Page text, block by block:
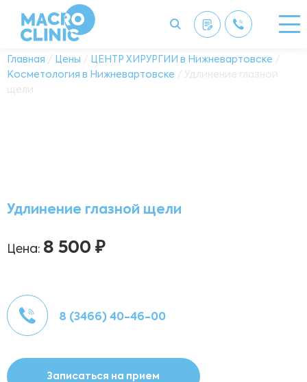
Главная / Цены / ЦЕНТР ХИРУРГИИ в Нижневартовске /
Косметология в Нижневартовске / Удлинение глазной
щели
Удлинение глазной щели
Цена: 8 500 ₽
8 (3466) 40-46-00
Записаться на прием